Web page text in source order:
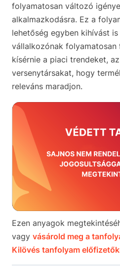
folyamatosan változó
alkalmazkodásra. Ez a
lehetőség egyben kihívást
vállalkozónak folyamatosan
kísérnie a piaci trendeket,
versenytársakat, hogy
releváns maradjon.
Ezen anyagok
vagy vásárold meg a
Kilövés tanfolyam